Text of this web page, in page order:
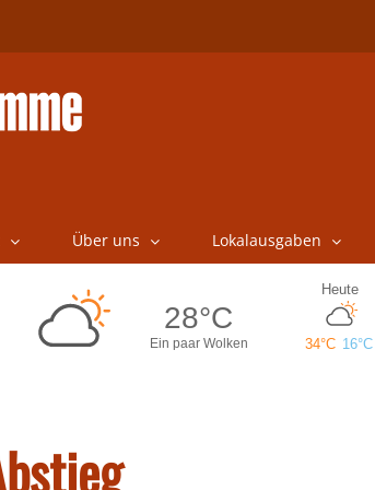
Über uns Lokalausgaben